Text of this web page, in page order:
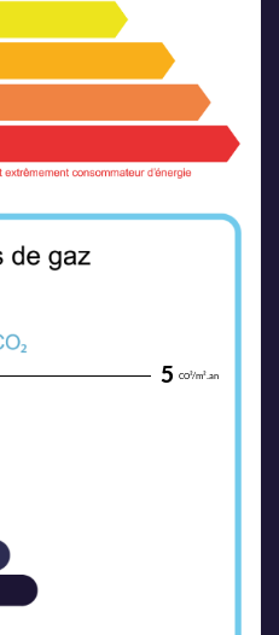
5 CO²/m².an